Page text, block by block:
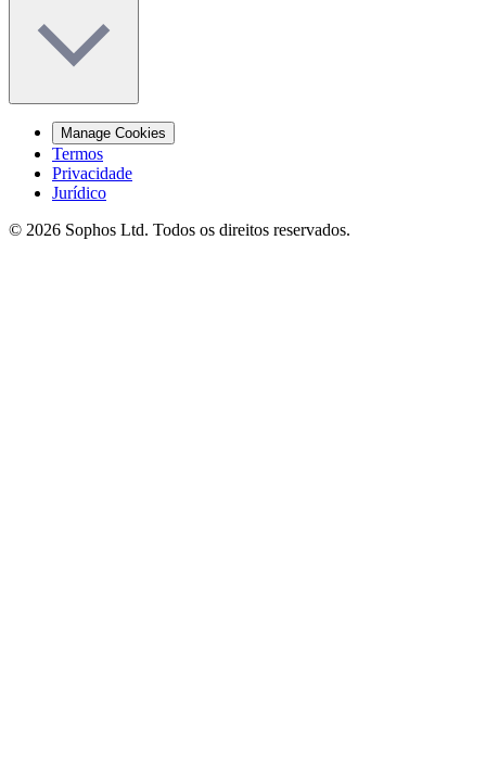
Manage Cookies
Termos
Privacidade
Jurídico
© 2026 Sophos Ltd. Todos os direitos reservados.